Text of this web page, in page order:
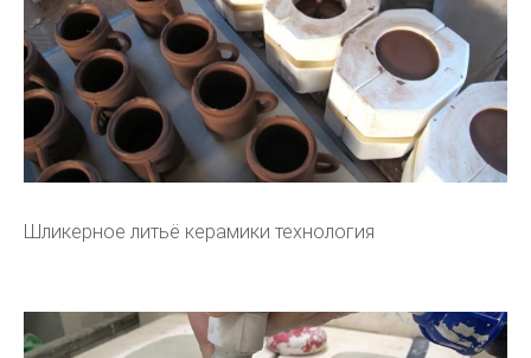
Шликерное литьё керамики технология